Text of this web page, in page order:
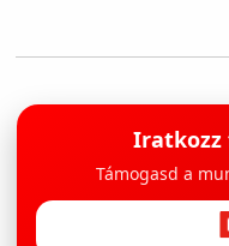
Iratkozz
Támogasd a